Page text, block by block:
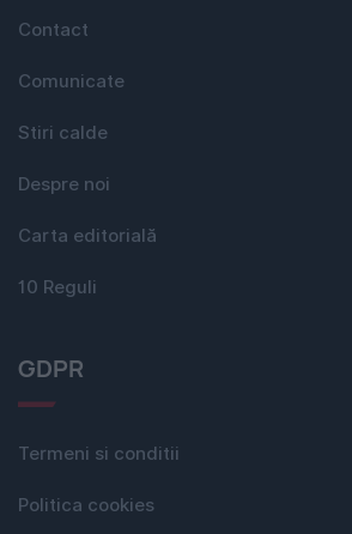
Contact
Comunicate
Stiri calde
Despre noi
Carta editorială
10 Reguli
GDPR
Termeni si conditii
Politica cookies